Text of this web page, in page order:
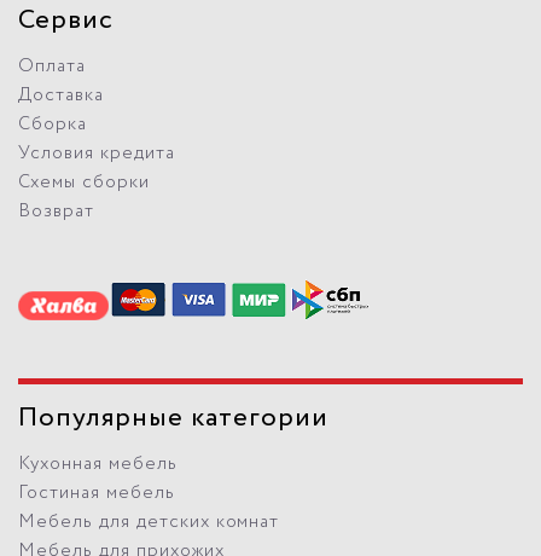
Сервис
Оплата
Доставка
Сборка
Условия кредита
Схемы сборки
Возврат
Популярные категории
Кухонная мебель
Гостиная мебель
Мебель для детских комнат